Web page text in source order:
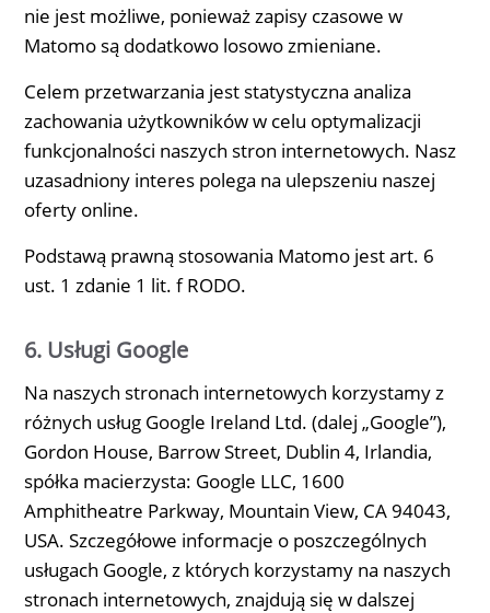
nie jest możliwe, ponieważ zapisy czasowe w
Matomo są dodatkowo losowo zmieniane.
Celem przetwarzania jest statystyczna analiza
zachowania użytkowników w celu optymalizacji
funkcjonalności naszych stron internetowych. Nasz
uzasadniony interes polega na ulepszeniu naszej
oferty online.
Podstawą prawną stosowania Matomo jest art. 6
ust. 1 zdanie 1 lit. f RODO.
6. Usługi Google
Na naszych stronach internetowych korzystamy z
różnych usług Google Ireland Ltd. (dalej „Google”),
Gordon House, Barrow Street, Dublin 4, Irlandia,
spółka macierzysta: Google LLC, 1600
Amphitheatre Parkway, Mountain View, CA 94043,
USA. Szczegółowe informacje o poszczególnych
usługach Google, z których korzystamy na naszych
stronach internetowych, znajdują się w dalszej